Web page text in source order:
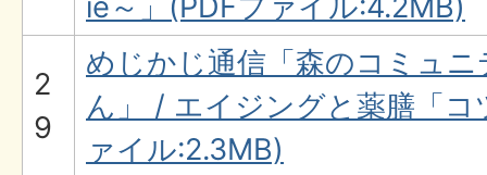
2
9
めじかじ通信「森のコミュ
ん」 / エイジングと薬膳「コ
ァイル:2.3MB)